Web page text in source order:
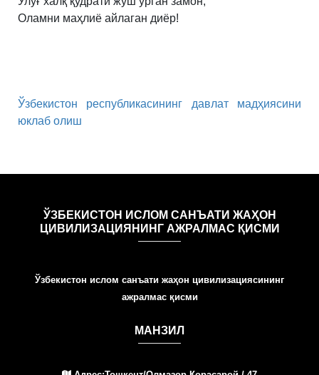
Оламни маҳлиё айлаган диёр!
Ўзбекистон республикасининг давлат мадҳиясини
юклаб олиш
ЎЗБЕКИСТОН ИСЛОМ САНЪАТИ ЖАҲОН
ЦИВИЛИЗАЦИЯНИНГ АЖРАЛМАС ҚИСМИ
Ўзбекистон ислом санъати жаҳон цивилизациясининг
ажралмас қисми
МАНЗИЛ